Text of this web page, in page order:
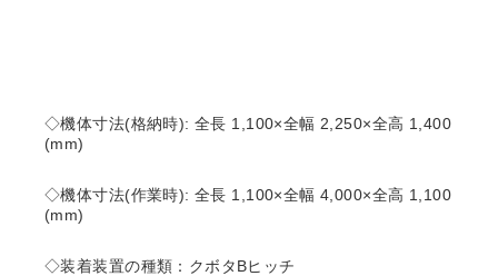
◇機体寸法(格納時): 全長 1,100×全幅 2,250×全高 1,400
(mm)
◇機体寸法(作業時): 全長 1,100×全幅 4,000×全高 1,100
(mm)
◇装着装置の種類：クボタBヒッチ